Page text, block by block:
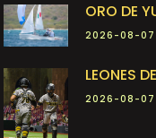
ORO DE
2026-08-07
LEONES
2026-08-07